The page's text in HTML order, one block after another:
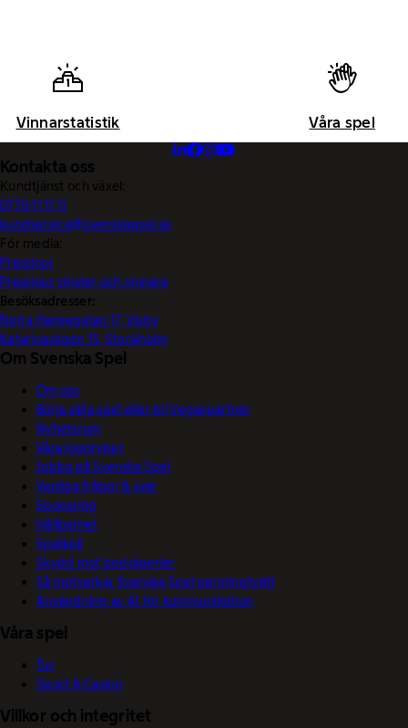
Vinnarstatistik Våra spel
Kontakta oss
Kundtjänst och växel:
0770-11 11 11
kundservice@svenskaspel.se
För media:
Pressjour
Pressjour vinster och vinnare
Besöksadresser:
Norra Hansegatan 17, Visby
Katarinavägen 15, Stockholm
Om Svenska Spel
Om oss
Börja sälja spel eller bli Vegaspartner
Nyhetsrum
Våra logotyper
Jobba på Svenska Spel
Vanliga frågor & svar
Sponsring
Hållbarhet
Spelkoll
Skydd mot bedrägerier
Så motverkar Svenska Spel penningtvätt
Användning av AI för kommunikation
Våra spel
Tur
Sport & Casino
Villkor och integritet